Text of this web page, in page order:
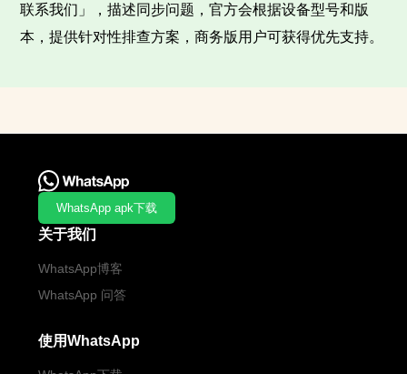
联系我们」，描述同步问题，官方会根据设备型号和版
本，提供针对性排查方案，商务版用户可获得优先支持。
WhatsApp apk下载
关于我们
WhatsApp博客
WhatsApp 问答
使用WhatsApp